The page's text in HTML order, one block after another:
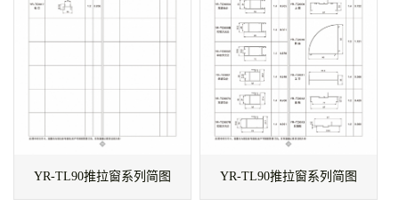
YR-TL90推拉窗系列简图 YR-TL90推拉窗系列简图